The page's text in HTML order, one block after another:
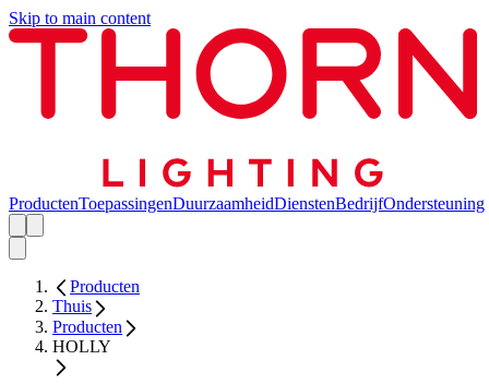
Skip to main content
ProductenToepassingenDuurzaamheidDienstenBedrijfOndersteuning
Producten
Thuis
Producten
HOLLY